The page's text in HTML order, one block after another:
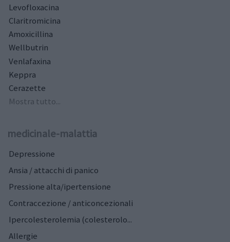
Levofloxacina
Claritromicina
Amoxicillina
Wellbutrin
Venlafaxina
Keppra
Cerazette
Mostra tutto...
medicinale-malattia
Depressione
Ansia / attacchi di panico
Pressione alta/ipertensione
Contraccezione / anticoncezionali
Ipercolesterolemia (colesterolo...
Allergie